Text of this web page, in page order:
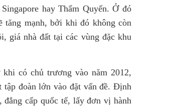
hay Thẩm Quyến. Ở đó
tăng mạnh, bởi khi đó không còn
giá nhà đất tại các vùng đặc khu
có chủ trương vào năm 2012,
tập đoàn lớn vào đặt vấn đề. Định
cấp quốc tế, lấy đơn vị hành